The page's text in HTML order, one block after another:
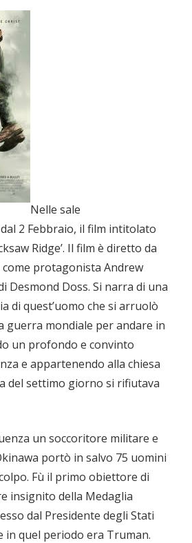
Nelle sale
2 Febbraio, il film intitolato
Ridge’. Il film è diretto da
come protagonista Andrew
Desmond Doss. Si narra di una
di quest’uomo che si arruolò
guerra mondiale per andare in
un profondo e convinto
e appartenendo alla chiesa
del settimo giorno si rifiutava
un soccoritore militare e
portò in salvo 75 uomini
Fù il primo obiettore di
insignito della Medaglia
dal Presidente degli Stati
in quel periodo era Truman.